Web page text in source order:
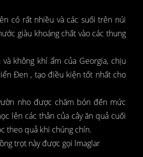
có rất nhiều và các suối trên núi
giàu khoáng chất vào các thung
và không khí ẩm của Georgia, chịu
Đen , tạo điều kiện tốt nhất cho
nho được chăm bón đến mức
lên các thân của cây ăn quả cuối
theo quả khi chúng chín.
trọt này được gọi lmaglar